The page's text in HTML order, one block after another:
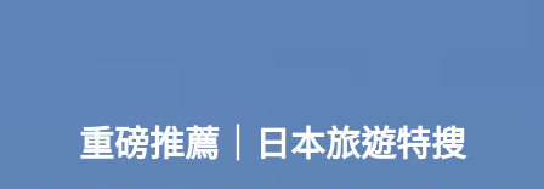
重磅推薦｜日本旅遊特搜